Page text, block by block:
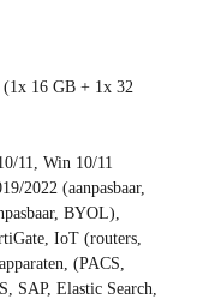
16 GB + 1x 32
11, Win 10/11
2022 (aanpasbaar,
BYOL),
IoT (routers,
(PACS,
SAP, Elastic Search,